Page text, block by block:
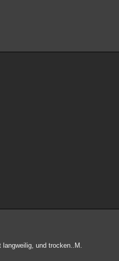
und trocken..M.